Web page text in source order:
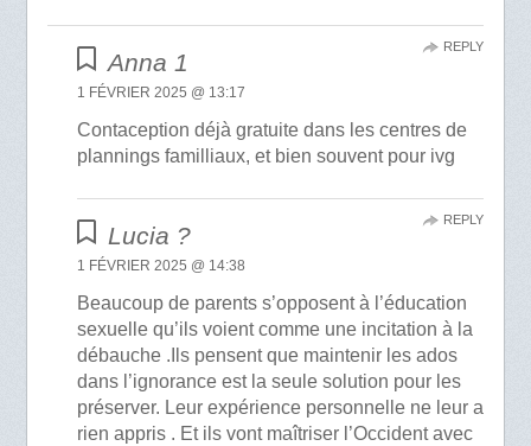
Anna 1
1 FÉVRIER 2025 @ 13:17
Contaception déjà gratuite dans les centres de
plannings familliaux, et bien souvent pour ivg
REPLY
Lucia ?
1 FÉVRIER 2025 @ 14:38
Beaucoup de parents s’opposent à l’éducation
sexuelle qu’ils voient comme une incitation à la
débauche .Ils pensent que maintenir les ados
dans l’ignorance est la seule solution pour les
préserver. Leur expérience personnelle ne leur a
rien appris . Et ils vont maîtriser l’Occident avec
REPLY